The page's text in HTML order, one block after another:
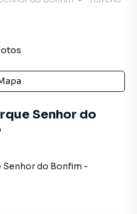
Senhor do
Senhor do Bonfim -